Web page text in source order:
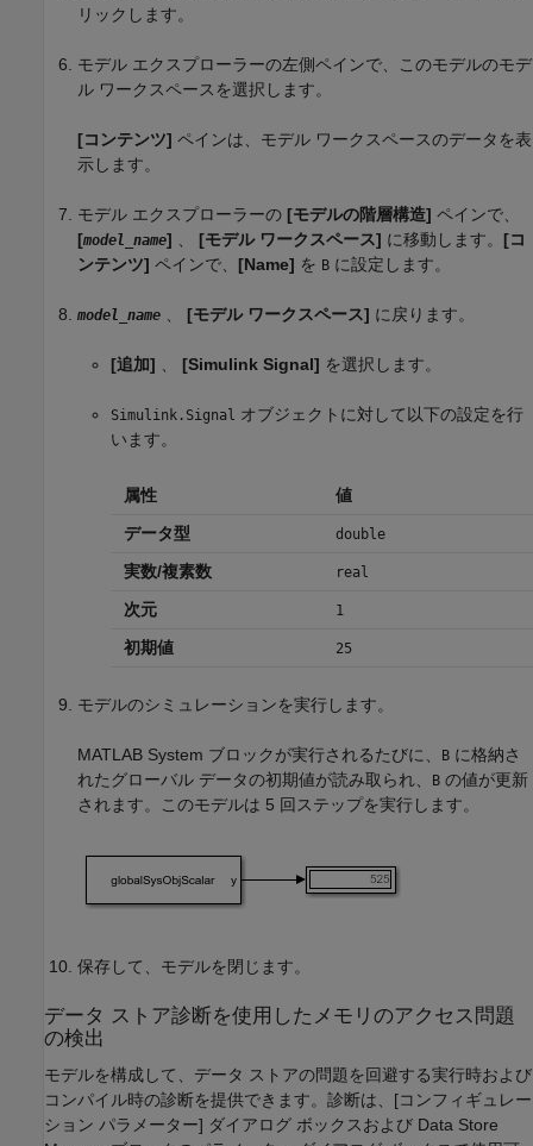
リックします。
モデル エクスプローラーの左側ペインで、このモデルのモデ
ル ワークスペースを選択します。
[コンテンツ] ペインは、モデル ワークスペースのデータを表
示します。
モデル エクスプローラーの [モデルの階層構造] ペインで、
[model_name] [モデル ワークスペース] に移動します。 [コ
ンテンツ] ペインで、 [Name] を B に設定します。
model_name [モデル ワークスペース] に戻ります。
[追加] [Simulink Signal] を選択します。
Simulink.Signal
オブジェクトに対して以下の設定を行
います。
属性
値
データ型
double
実数/複素数 real
次元 1
初期値 25
モデルのシミュレーションを実行します。
MATLAB System ブロックが実行されるたびに、 B に格納さ
れたグローバル データの初期値が読み取られ、
B の値が更新
されます。このモデルは 5 回ステップを実行します。
保存して、モデルを閉じます。
データ ストア診断を使用したメモリのアクセス問題
の検出
モデルを構成して、データ ストアの問題を回避する実行時および
コンパイル時の診断を提供できます。診断は、[コンフィギュレー
ション パラメーター] ダイアログ ボックスおよび Data Store